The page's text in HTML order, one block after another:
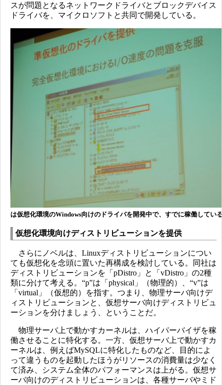
スが問題となるネットワークドライバとブロックデバイス
ドライバを、マイクロソフトと共同で開発している。
は仮想化環境のWindows向けのドライバを開発中で、すでに稼働してい
仮想化環境向けディストリビューションを提供
さらにノベルは、Linuxディストリビューションについ
ても仮想化を念頭に置いた再構成を検討している。同社は
ディストリビューションを「pDistro」と「vDistro」の2種
類に分けて考える。“p”は「physical」（物理的）、“v”は
「virtual」（仮想的）を指す。つまり、物理サーバ向けデ
ィストリビューションと、仮想サーバ向けディストリビュ
ーションを分けましょう、ということだ。
物理サーバ上で動かすカーネルは、ハイパーバイザを稼
働させることに特化する。一方、仮想サーバ上で動かすカ
ーネルは、例えばMySQLに特化したものなど、目的によ
って違うものを起動したほうがリソースの消費量は少なく
て済み、システム全体のパフォーマンスは上がる。仮想サ
ーバ向けのディストリビューションは、各種サーバやミド